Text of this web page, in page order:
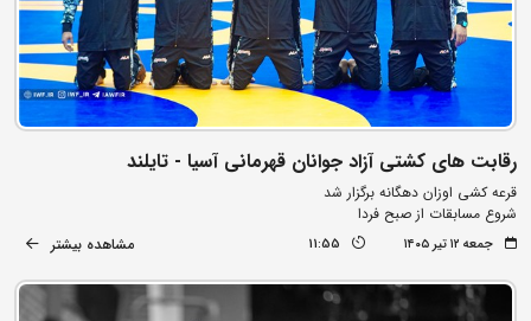
رقابت های کشتی آزاد جوانان قهرمانی آسیا - تایلند
قرعه کشی اوزان دهگانه برگزار شد
شروع مسابقات از صبح فردا
جمعه ۱۲ تیر ۱۴۰۵ 11:55 مشاهده بیشتر